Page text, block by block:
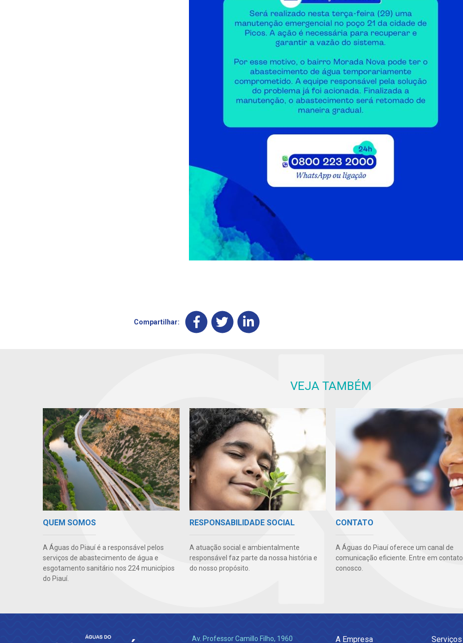
Compartilhar:
VEJA TAMBÉM
QUEM SOMOS
A Águas do Piauí é a responsável pelos
serviços de abastecimento de água e
esgotamento sanitário nos 224 municípios
do Piauí.
RESPONSABILIDADE SOCIAL
A atuação social e ambientalmente
responsável faz parte da nossa história e
do nosso propósito.
CONTATO
A Águas do Piauí oferece um canal de
comunicação eficiente. Entre em contato
conosco.
Av. Professor Camillo Filho, 1960 A Empresa Serviços